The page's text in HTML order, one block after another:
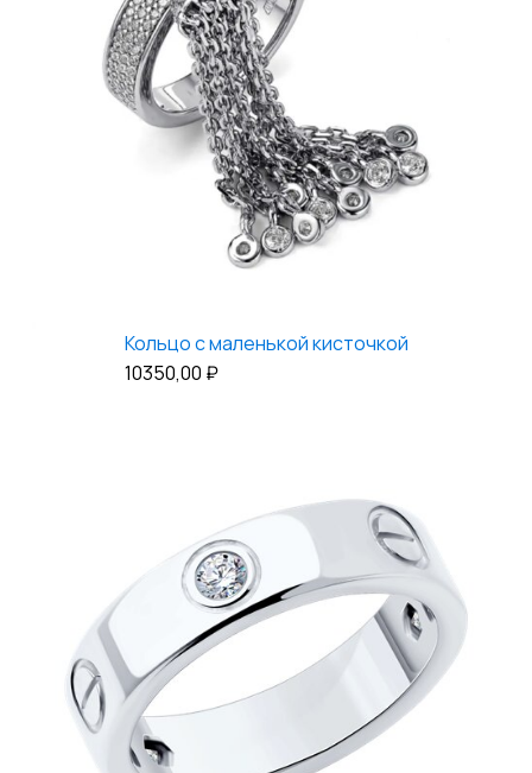
Кольцо с маленькой кисточкой
10350,00 ₽